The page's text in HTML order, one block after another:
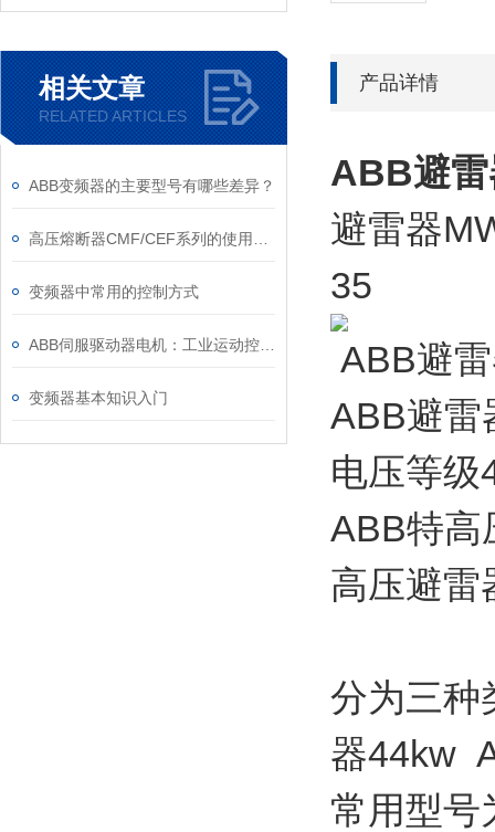
相关文章
RELATED ARTICLES
ABB变频器的主要型号有哪些差异？
变频器中常用的控制方式
变频器基本知识入门
产品详情
ABB避
避雷器
35
ABB避
ABB避雷
电压等
ABB特
高压避
分为三种
器44kw
常用型